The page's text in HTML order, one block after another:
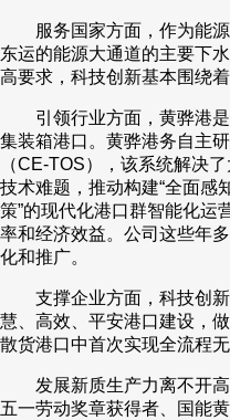
服务国家方面，作为能
东运的能源大通道的主要下
高要求，科技创新基本围绕
引领行业方面，黄骅港
集装箱港口。黄骅港务自主
（CE-TOS），该系统解决
技术难题，推动构建“全面感
策”的现代化港口群智能化运
率和经济效益。公司这些年
化和推广。
支撑企业方面，科技创
慧、高效、平安港口建设，
散货港口中首次实现全流程无
发展新质生产力离不开
五一劳动奖章获得者、国能